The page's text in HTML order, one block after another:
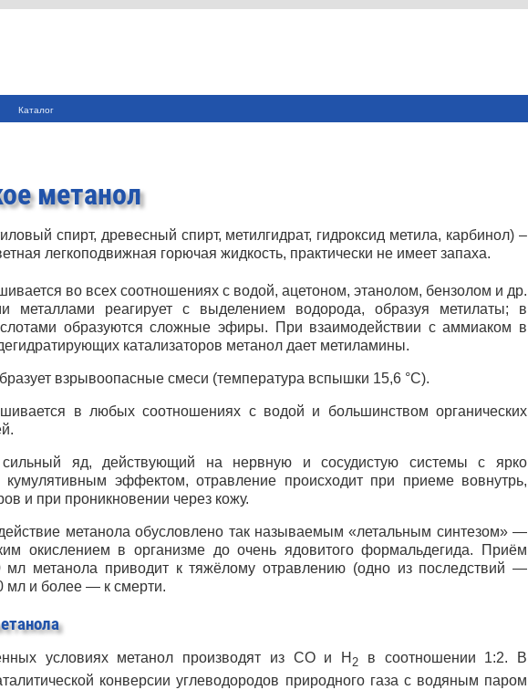
Каталог
метанол
спирт, древесный спирт, метилгидрат, гидроксид метила, карбинол) –
легкоподвижная горючая жидкость, практически не имеет запаха.
во всех соотношениях с водой, ацетоном, этанолом, бензолом и др.
металлами реагирует с выделением водорода, образуя метилаты; в
образуются сложные эфиры. При взаимодействии с аммиаком в
катализаторов метанол дает метиламины.
взрывоопасные смеси (температура вспышки 15,6 °C).
в любых соотношениях с водой и большинством органических
яд, действующий на нервную и сосудистую системы с ярко
эффектом, отравление происходит при приеме вовнутрь,
и при проникновении через кожу.
метанола обусловлено так называемым «летальным синтезом» —
окислением в организме до очень ядовитого формальдегида. Приём
мл метанола приводит к тяжёлому отравлению (одно из последствий —
мл и более — к смерти.
условиях метанол производят из CO и H2 в соотношении 1:2. В
конверсии углеводородов природного газа с водяным паром